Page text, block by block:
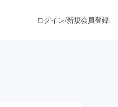
ログイン/新規会員登録